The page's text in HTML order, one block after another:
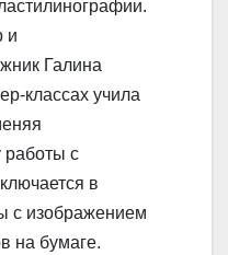
и
Галина
классах учила
работы с
в
с изображением
на бумаге.